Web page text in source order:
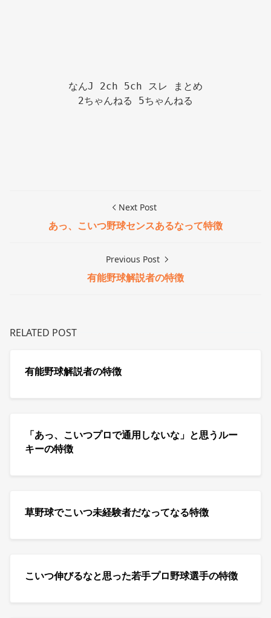
なんJ 2ch 5ch スレ まとめ
2ちゃんねる 5ちゃんねる
Next Post
あっ、こいつ野球センスあるなって特徴
Previous Post
有能野球解説者の特徴
RELATED POST
有能野球解説者の特徴
「あっ、こいつプロで通用しないな」と思うルー
キーの特徴
草野球でこいつ未経験者だなってなる特徴
こいつ伸びるなと思った若手プロ野球選手の特徴